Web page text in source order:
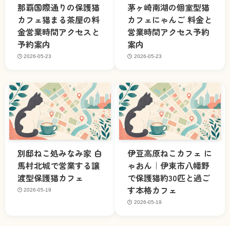
那覇国際通りの保護猫
カフェ猫まる茶屋の料
金営業時間アクセスと
予約案内
2026-05-23
茅ヶ崎南湖の個室型猫
カフェにゃんご 料金と
営業時間アクセス予約
案内
2026-05-23
別邸ねこ処みなみ家 白
馬村北城で営業する譲
渡型保護猫カフェ
2026-05-19
伊豆高原ねこカフェ に
ゃおん｜伊東市八幡野
で保護猫約30匹と過ご
す本格カフェ
2026-05-19